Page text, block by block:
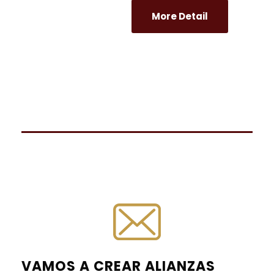
More Detail
VAMOS A CREAR ALIANZAS